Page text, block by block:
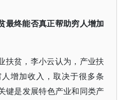
最终能否真正帮助穷人增加
扶贫，李小云认为，产业扶
增加收入，取决于很多条
键是发展特色产业和同类产